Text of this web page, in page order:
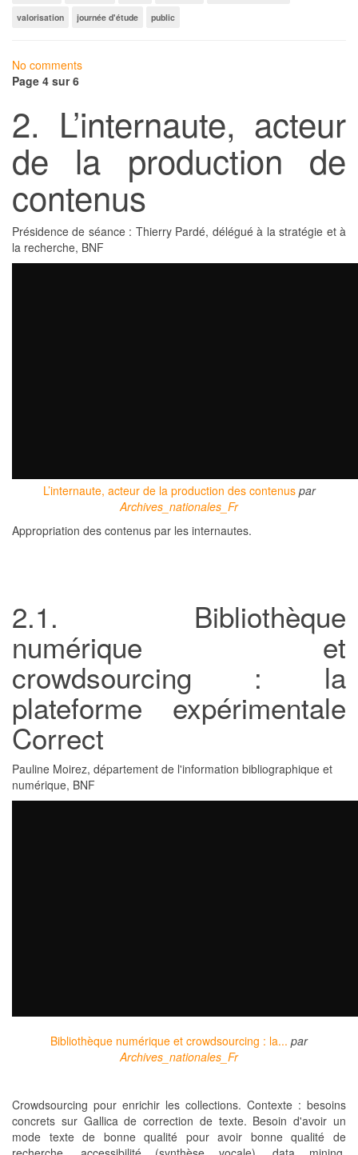
valorisation
journée d'étude public
No comments
Page 4 sur 6
2. L’internaute, acteur
de la production de
contenus
Présidence de séance : Thierry Pardé, délégué à la stratégie et à
la recherche, BNF
L’internaute, acteur de la production des contenus par
Archives_nationales_Fr
Appropriation des contenus par les internautes.
2.1. Bibliothèque
numérique et
crowdsourcing : la
plateforme expérimentale
Correct
Pauline Moirez, département de l'information bibliographique et
numérique, BNF
Bibliothèque numérique et crowdsourcing : la... par
Archives_nationales_Fr
Crowdsourcing pour enrichir les collections. Contexte : besoins
concrets sur Gallica de correction de texte. Besoin d'avoir un
mode texte de bonne qualité pour avoir bonne qualité de